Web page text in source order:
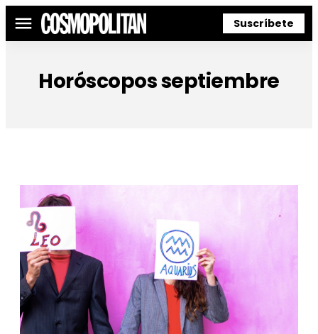
Menú Suscríbete
Horóscopos septiembre